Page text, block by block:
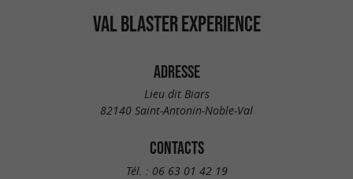
équipements et organiser votre venue dans votre
centre de paintball dans le Tarn-et-Garonne,
n’hésitez pas à nous contacter.
VAL BLASTER EXPERIENCE
ADRESSE
Lieu dit Biars
82140 Saint-Antonin-Noble-Val
CONTACTS
Tél. : 06 63 01 42 19